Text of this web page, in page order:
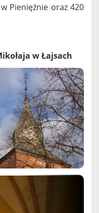
Pieniężnie oraz 420
w Łajsach